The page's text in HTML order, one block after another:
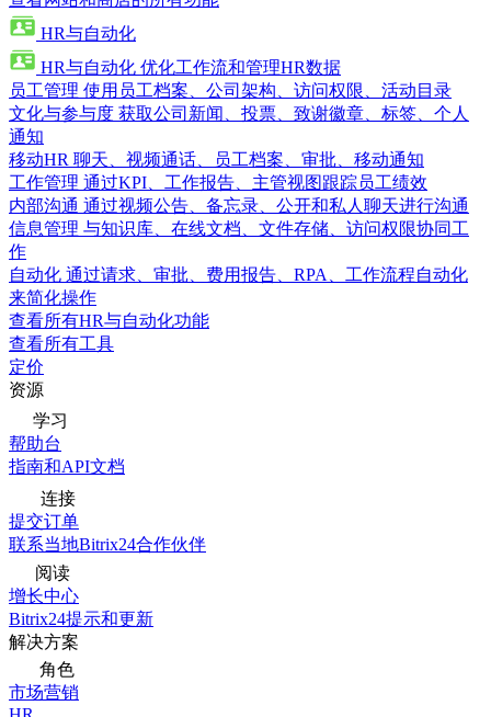
HR与自动化
HR与自动化 优化工作流和管理HR数据
员工管理 使用员工档案、公司架构、访问权限、活动目录
文化与参与度 获取公司新闻、投票、致谢徽章、标签、个人
通知
移动HR 聊天、视频通话、员工档案、审批、移动通知
工作管理 通过KPI、工作报告、主管视图跟踪员工绩效
内部沟通 通过视频公告、备忘录、公开和私人聊天进行沟通
信息管理 与知识库、在线文档、文件存储、访问权限协同工
作
自动化 通过请求、审批、费用报告、RPA、工作流程自动化
来简化操作
查看所有HR与自动化功能
查看所有工具
定价
资源
学习
帮助台
指南和API文档
连接
提交订单
联系当地Bitrix24合作伙伴
阅读
增长中心
Bitrix24提示和更新
解决方案
角色
市场营销